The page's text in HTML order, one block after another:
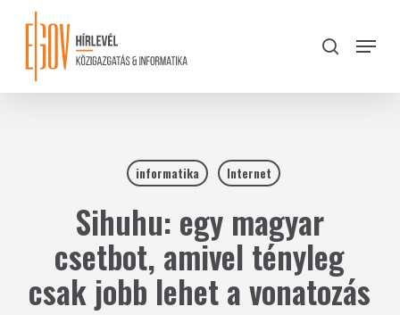
content
search
Menu
informatika Internet
Sihuhu: egy magyar
csetbot, amivel tényleg
csak jobb lehet a vonatozás
Close